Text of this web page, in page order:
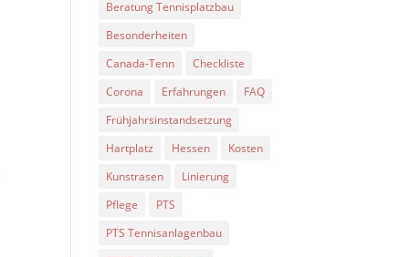
Beratung Tennisplatzbau
Besonderheiten
Canada-Tenn
Checkliste
Corona
Erfahrungen
FAQ
Frühjahrsinstandsetzung
Hartplatz
Hessen
Kosten
Kunstrasen
Linierung
Pflege
PTS
PTS Tennisanlagenbau